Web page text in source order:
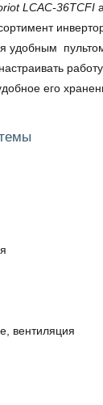
LCAC-36TCFI
удобным
его
вентиляция